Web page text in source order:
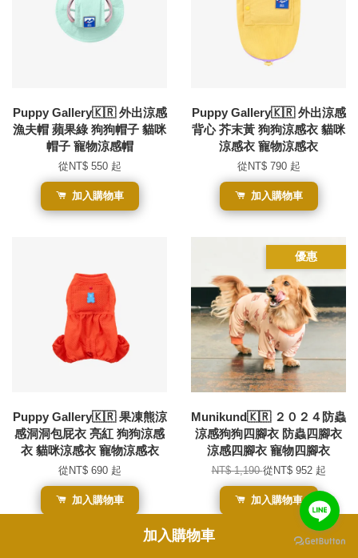
加入購物車
Puppy Gallery🇰🇷 外出涼感
漁夫帽 蘋果綠 狗狗帽子 貓咪
帽子 寵物涼感帽
從 NT$ 550 起
加入購物車
Puppy Gallery🇰🇷 外出涼感
背心 芥末黃 狗狗涼感衣 貓咪
涼感衣 寵物涼感衣
從 NT$ 790 起
加入購物車
Puppy Gallery🇰🇷 果凍熊涼
感洞洞包屁衣 亮紅 狗狗涼感
衣 貓咪涼感衣 寵物涼感衣
從 NT$ 690 起
加入購物車
優惠
Munikund🇰🇷 ２０２４防蟲
涼感狗狗四腳衣 防蟲四腳衣
涼感四腳衣 寵物四腳衣
NT$ 1,190從 NT$ 952 起
加入購物車